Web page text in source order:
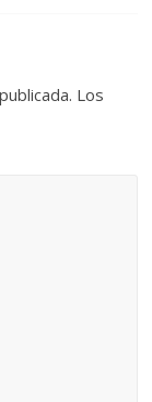
Los